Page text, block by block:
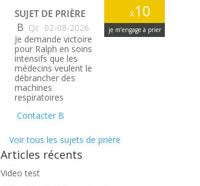
x10
je m’engage à prier
SUJET DE PRIÈRE
B Qc 02-08-2026
Je demande victoire
pour Ralph en soins
intensifs que les
médecins veulent le
débrancher des
machines
respiratoires
Contacter B
Voir tous les sujets de prière
Articles récents
Video test